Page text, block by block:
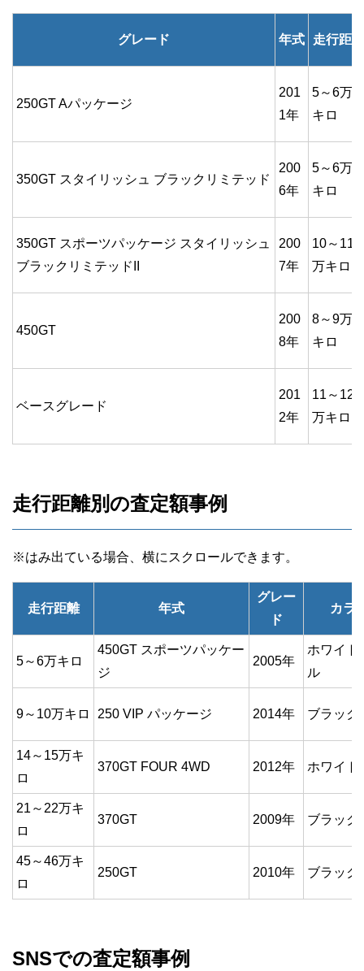
グレード 年式 走行距離
250GT Aパッケージ
201
1年
5～6万
キロ
350GT スタイリッシュ ブラックリミテッド
200
6年
5～6万
キロ
350GT スポーツパッケージ スタイリッシュ
ブラックリミテッドII
200
7年
10～11
万キロ
450GT
200
8年
8～9万
キロ
ベースグレード
201
2年
11～12
万キロ
走行距離別の査定額事例
走行距離 年式
グレー
ド
カラ
5～6万キロ
450GT スポーツパッケー
ジ
2005年
ホワイト
ル
9～10万キロ 250 VIP パッケージ 2014年 ブラック
14～15万キ
ロ
370GT FOUR 4WD 2012年 ホワイト
21～22万キ
ロ
370GT 2009年 ブラック
45～46万キ
ロ
250GT 2010年 ブラック
SNSでの査定額事例